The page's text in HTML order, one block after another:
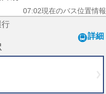
07:02現在のバス位置情報
行
詳細